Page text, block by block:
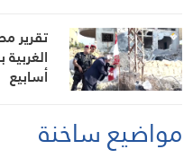
تقرير
أسابيع
مواضيع ساخنة